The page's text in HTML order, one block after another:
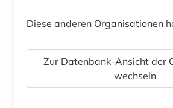
Diese anderen Organisationen
Zur Datenbank-Ansicht der
wechseln